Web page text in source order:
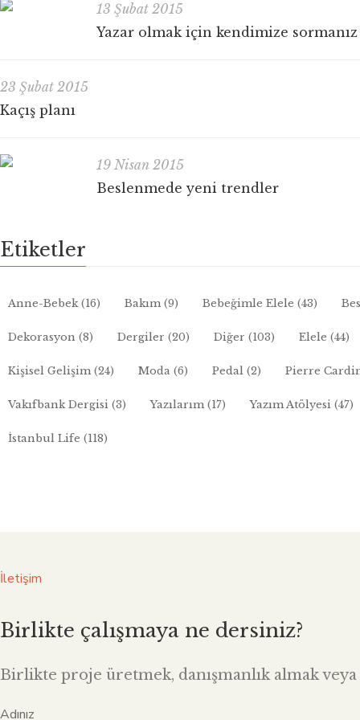
13 Şubat 2015
Yazar olmak için kendimize
23 Şubat 2015
Kaçış planı
19 Nisan 2015
Beslenmede yeni trendler
Etiketler
Anne-Bebek(16) Bakım(9) Bebeğimle Elele (43)
Dekorasyon (8) Dergiler (20) Diğer (103) Elele (44)
Kişisel Gelişim(24) Moda (6) Pedal (2) Pierre
Vakıfbank Dergisi (3) Yazılarım(17) Yazım Atölyesi (47)
İstanbul Life (118)
İletişim
Birlikte çalışmaya ne dersiniz?
Birlikte proje üretmek, danışmanlık almak
Adınız